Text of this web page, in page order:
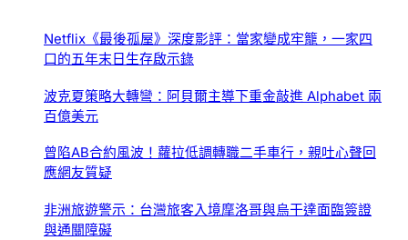
Netflix《最後孤屋》深度影評：當家變成牢籠，一家四
口的五年末日生存啟示錄
波克夏策略大轉彎：阿貝爾主導下重金敲進 Alphabet 兩
百億美元
曾陷AB合約風波！蘿拉低調轉職二手車行，親吐心聲回
應網友質疑
非洲旅遊警示：台灣旅客入境摩洛哥與烏干達面臨簽證
與通關障礙